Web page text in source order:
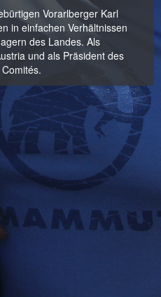
Vorarlberger Karl
in einfachen Verhältnissen
des Landes. Als
und als Präsident des